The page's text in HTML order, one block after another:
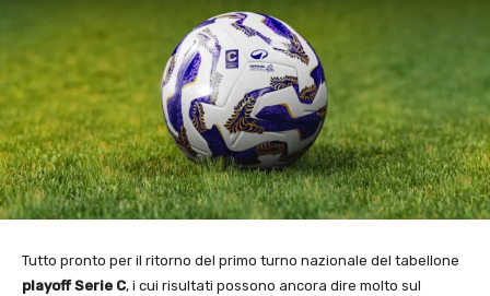
Tutto pronto per il ritorno del primo turno nazionale del tabellone
playoff Serie C, i cui risultati possono ancora dire molto sul